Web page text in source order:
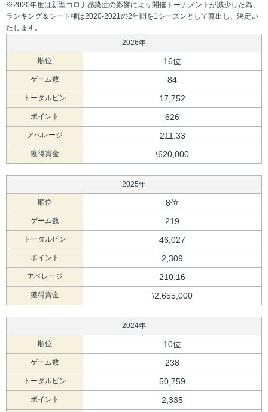
※2020年度は新型コロナ感染症の影響により開催トーナメントが減少した為、
ランキング＆シード権は2020-2021の2年間を1シーズンとして算出し、決定い
たします。
2026年
順位 16位
ゲーム数 84
トータルピン 17,752
ポイント 626
アベレージ 211.33
獲得賞金 \620,000
2025年
順位 8位
ゲーム数 219
トータルピン 46,027
ポイント 2,309
アベレージ 210.16
獲得賞金 \2,655,000
2024年
順位 10位
ゲーム数 238
トータルピン 50,759
ポイント 2,335